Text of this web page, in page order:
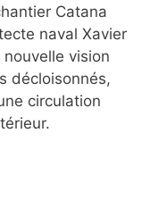
Catana
naval Xavier
vision
décloisonnés,
circulation